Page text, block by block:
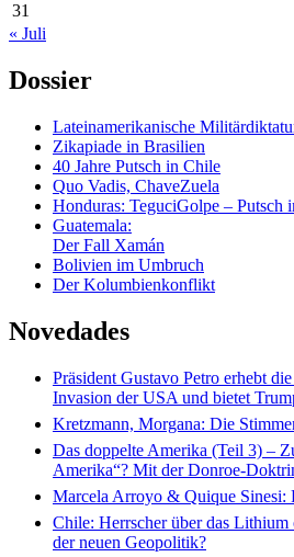
31
« Juli
Dossier
Lateinamerikanische
Zikapiade in Brasilien
40 Jahre Putsch in Chile
Quo Vadis, ChaveZuela
Honduras: TeguciGolpe – Putsch
Guatemala:
Der Fall Xamán
Bolivien im Umbruch
Der Kolumbienkonflikt
Novedades
Präsident Gustavo Petro erhebt
Invasion der USA und bietet
Kretzmann, Morgana: Die
Das doppelte Amerika (Teil 3) –
Amerika“? Mit der Donroe-
Marcela Arroyo & Quique Sinesi:
Chile: Herrscher über das
der neuen Geopolitik?